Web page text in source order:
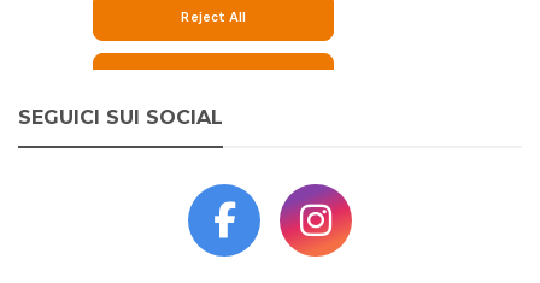
SEGUICI SUI SOCIAL